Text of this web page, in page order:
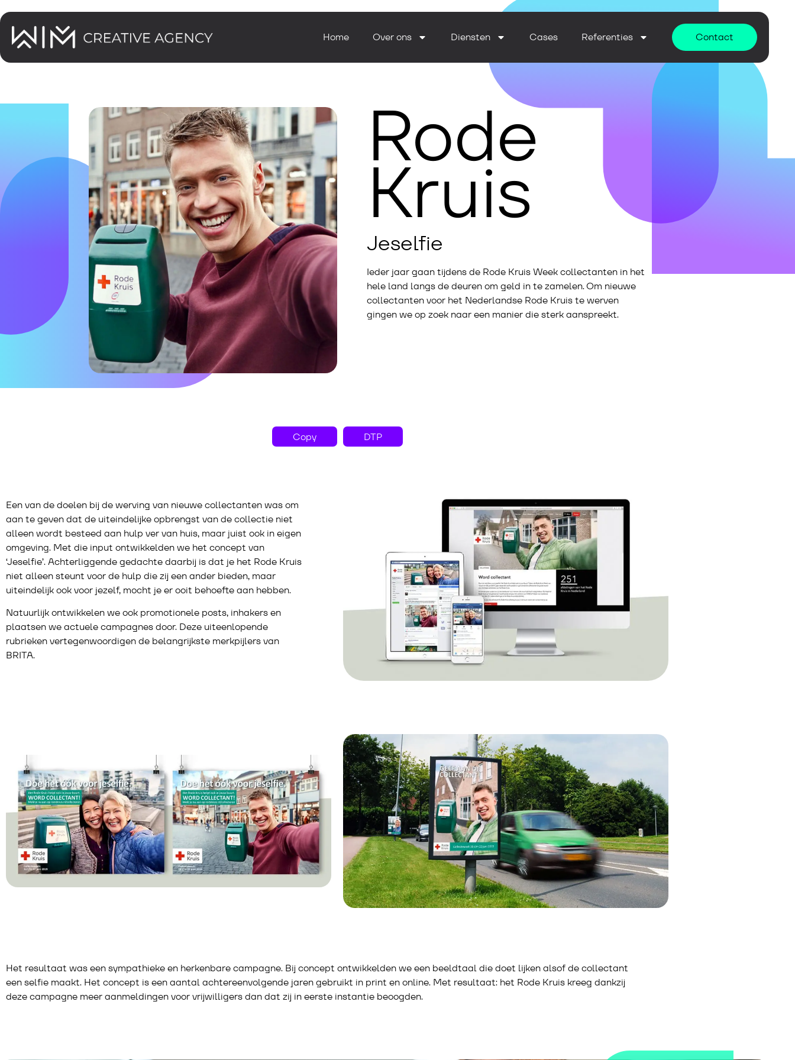
Home Over ons Diensten Cases Referenties Contact
Rode
Kruis
Jeselfie
Ieder jaar gaan tijdens de Rode Kruis Week collectanten in het
hele land langs de deuren om geld in te zamelen. Om nieuwe
collectanten voor het Nederlandse Rode Kruis te werven
gingen we op zoek naar een manier die sterk aanspreekt.
Copy DTP
Een van de doelen bij de werving van nieuwe collectanten was om
aan te geven dat de uiteindelijke opbrengst van de collectie niet
alleen wordt besteed aan hulp ver van huis, maar juist ook in eigen
omgeving. Met die input ontwikkelden we het concept van
‘Jeselfie’. Achterliggende gedachte daarbij is dat je het Rode Kruis
niet alleen steunt voor de hulp die zij een ander bieden, maar
uiteindelijk ook voor jezelf, mocht je er ooit behoefte aan hebben.
Natuurlijk ontwikkelen we ook promotionele posts, inhakers en
plaatsen we actuele campagnes door. Deze uiteenlopende
rubrieken vertegenwoordigen de belangrijkste merkpijlers van
BRITA.
Het resultaat was een sympathieke en herkenbare campagne. Bij concept ontwikkelden we een beeldtaal die doet lijken alsof de collectant
een selfie maakt. Het concept is een aantal achtereenvolgende jaren gebruikt in print en online. Met resultaat: het Rode Kruis kreeg dankzij
deze campagne meer aanmeldingen voor vrijwilligers dan dat zij in eerste instantie beoogden.